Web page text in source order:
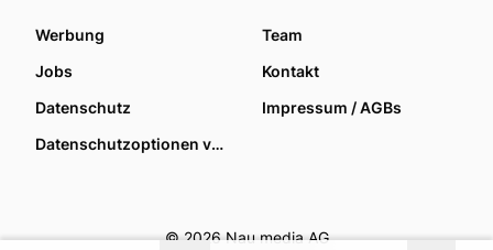
Werbung
Team
Jobs
Kontakt
Datenschutz
Impressum / AGBs
Datenschutzoptionen verwalten
© 2026 Nau media AG